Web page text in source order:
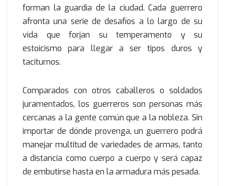
forman la guardia de la ciudad. Cada guerrero
afronta una serie de desafíos a lo largo de su
vida que forjan su temperamento y su
estoicismo para llegar a ser tipos duros y
taciturnos.
Comparados con otros caballeros o soldados
juramentados, los guerreros son personas más
cercanas a la gente común que a la nobleza. Sin
importar de dónde provenga, un guerrero podrá
manejar multitud de variedades de armas, tanto
a distancia como cuerpo a cuerpo y será capaz
de embutirse hasta en la armadura más pesada.